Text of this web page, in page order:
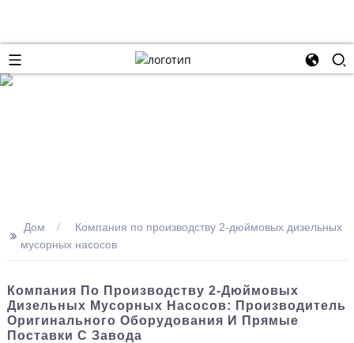
>> Дом
Компания по производству 2-дюймовых дизельных
мусорных насосов
Компания По Производству 2-Дюймовых
Дизельных Мусорных Насосов: Производитель
Оригинального Оборудования И Прямые
Поставки С Завода